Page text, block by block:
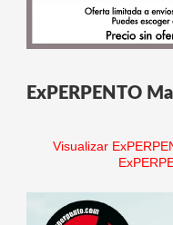
ExPERPENTO
Visualizar